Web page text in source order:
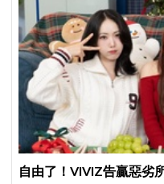
自由了！VIVIZ告贏惡劣